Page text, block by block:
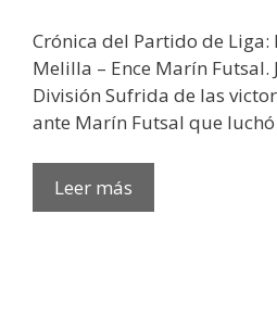
Crónica del Partido de Liga:
Melilla – Ence Marín Futsal.
División Sufrida de las
ante Marín Futsal que
Leer más